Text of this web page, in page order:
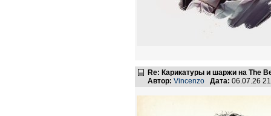
Re: Карикатуры и шаржи на The
Автор: Vincenzo Дата: 06.07.26